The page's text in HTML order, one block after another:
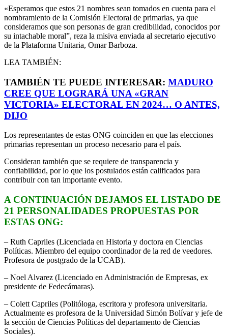
«Esperamos que estos 21 nombres sean tomados en cuenta para el
nombramiento de la Comisión Electoral de primarias, ya que
consideramos que son personas de gran credibilidad, conocidos por
su intachable moral”, reza la misiva enviada al secretario ejecutivo
de la Plataforma Unitaria, Omar Barboza.
LEA TAMBIÉN:
TAMBIÉN TE PUEDE INTERESAR: MADURO
CREE QUE LOGRARÁ UNA «GRAN
VICTORIA» ELECTORAL EN 2024… O ANTES,
DIJO
Los representantes de estas ONG coinciden en que las elecciones
primarias representan un proceso necesario para el país.
Consideran también que se requiere de transparencia y
confiabilidad, por lo que los postulados están calificados para
contribuir con tan importante evento.
A CONTINUACIÓN DEJAMOS EL LISTADO DE
21 PERSONALIDADES PROPUESTAS POR
ESTAS ONG:
– Ruth Capriles (Licenciada en Historia y doctora en Ciencias
Políticas. Miembro del equipo coordinador de la red de veedores.
Profesora de postgrado de la UCAB).
– Noel Alvarez (Licenciado en Administración de Empresas, ex
presidente de Fedecámaras).
– Colett Capriles (Politóloga, escritora y profesora universitaria.
Actualmente es profesora de la Universidad Simón Bolívar y jefe de
la sección de Ciencias Políticas del departamento de Ciencias
Sociales).